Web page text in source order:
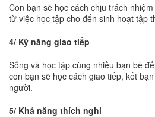
Con bạn sẽ học cách chịu trách
từ việc học tập cho đến sinh hoạt tập
4/ Kỹ năng giao tiếp
Sống và học tập cùng nhiều bạn bè
con bạn sẽ học cách giao tiếp, kết
người.
5/ Khả năng thích nghi